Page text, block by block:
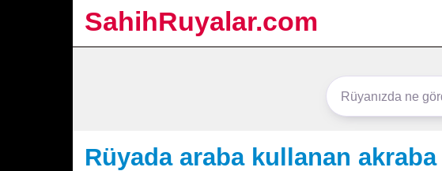
SahihRuyalar.com
Rüyada araba kullanan